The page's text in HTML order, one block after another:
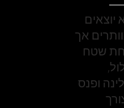
יוצאים
אך
שטח
ופנס